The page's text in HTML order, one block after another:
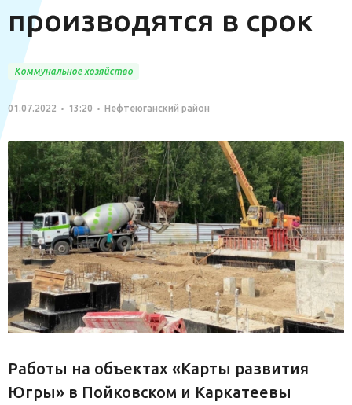
производятся в срок
Коммунальное хозяйство
01.07.2022 13:20 Нефтеюганский район
Работы на объектах «Карты развития
Югры» в Пойковском и Каркатеевы